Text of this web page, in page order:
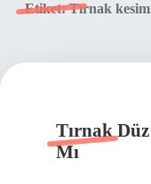
Etiket:Tırnak
Tırnak
Mı